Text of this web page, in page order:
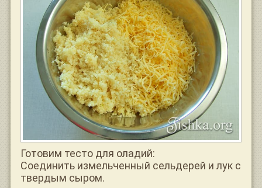
Готовим тесто для оладий:
Соединить измельченный сельдерей и лук с
твердым сыром.